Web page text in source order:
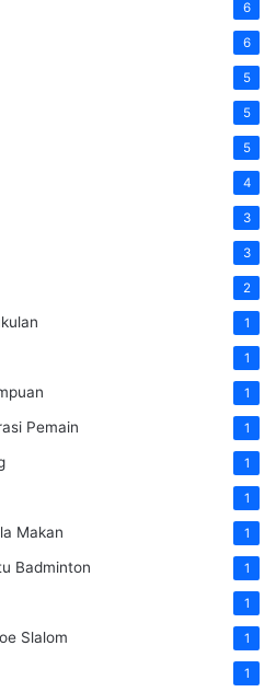
6
6
5
5
5
4
3
3
2
1
1
1
Pemain 1
1
1
Makan 1
Badminton 1
1
Slalom 1
1